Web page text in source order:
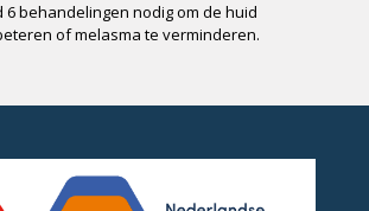
6 behandelingen nodig om de huid
of melasma te verminderen.